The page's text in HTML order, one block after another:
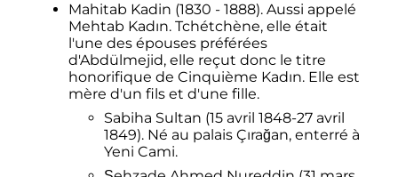
Mahitab Kadin (1830 - 1888). Aussi appelé
Mehtab Kadın. Tchétchène, elle était
l'une des épouses préférées
d'Abdülmejid, elle reçut donc le titre
honorifique de Cinquième Kadın. Elle est
mère d'un fils et d'une fille.
Sabiha Sultan (15 avril 1848-27 avril
1849). Né au palais Çırağan, enterré à
Yeni Cami.